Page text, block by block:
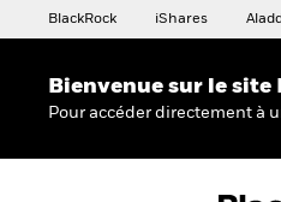
BlackRock iShares
Bienvenue sur le
Pour accéder directement à